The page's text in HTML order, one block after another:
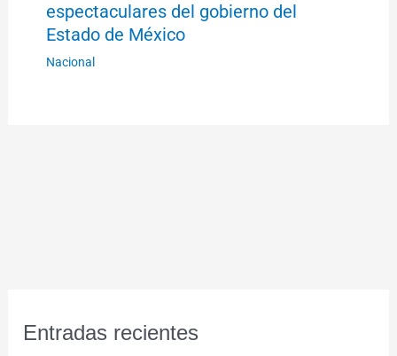
espectaculares del gobierno del
Estado de México
Nacional
Entradas recientes